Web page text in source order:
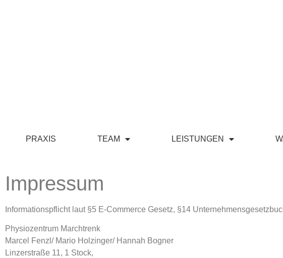
PRAXIS TEAM LEISTUNGEN
Impressum
Informationspflicht laut §5 E-Commerce Gesetz, §14
Physiozentrum Marchtrenk
Marcel Fenzl/ Mario Holzinger/ Hannah Bogner
Linzerstraße 11, 1 Stock,